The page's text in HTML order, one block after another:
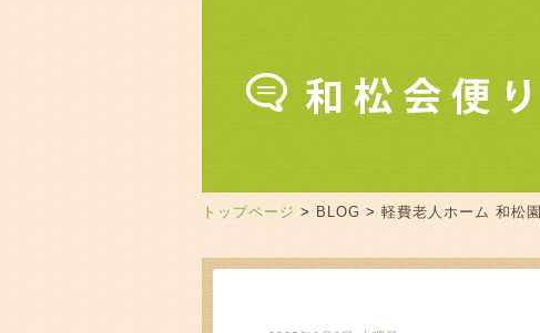
トップページ > BLOG > 軽費老人ホーム 和松園